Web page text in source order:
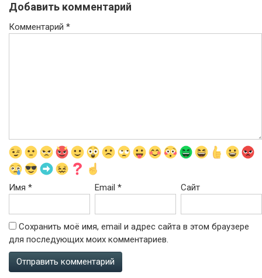
Добавить комментарий
Комментарий *
Имя * Email* Сайт
Сохранить моё имя, email и адрес сайта в этом браузере
для последующих моих комментариев.